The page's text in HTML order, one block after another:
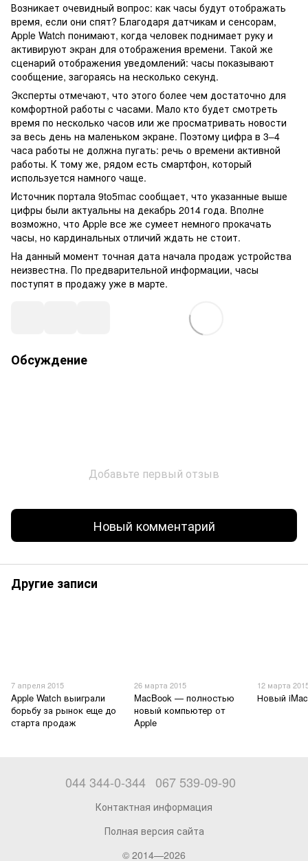
Возникает очевидный вопрос: как часы будут отображать
время, если они спят? Благодаря датчикам и сенсорам,
Apple Watch понимают, когда человек поднимает руку и
активируют экран для отображения времени. Такой же
сценарий отображения уведомлений: часы показывают
сообщение, загораясь на несколько секунд.
Эксперты отмечают, что этого более чем достаточно для
комфортной работы с часами. Мало кто будет смотреть
время по несколько часов или же просматривать новости
за весь день на маленьком экране. Поэтому цифра в 3–4
часа работы не должна пугать: речь о времени активной
работы. К тому же, рядом есть смартфон, который
используется намного чаще.
Источник портала 9to5mac сообщает, что указанные выше
цифры были актуальны на декабрь 2014 года. Вполне
возможно, что Apple все же сумеет немного прокачать
часы, но кардинальных отличий ждать не стоит.
На данный момент точная дата начала продаж устройства
неизвестна. По предварительной информации, часы
поступят в продажу уже в марте.
Обсуждение
Добавьте первый отзыв
Новый комментарий
Другие записи
7 апреля 2015
Apple Watch выиграли
борьбу за рынок еще до
старта продаж
26 марта 2015
MacBook — полностью
новый компьютер от
Apple
12 марта
Новый
044 344-0-344 067 539-09-90
Контактная информация
Полная версия сайта
© 2014—2026